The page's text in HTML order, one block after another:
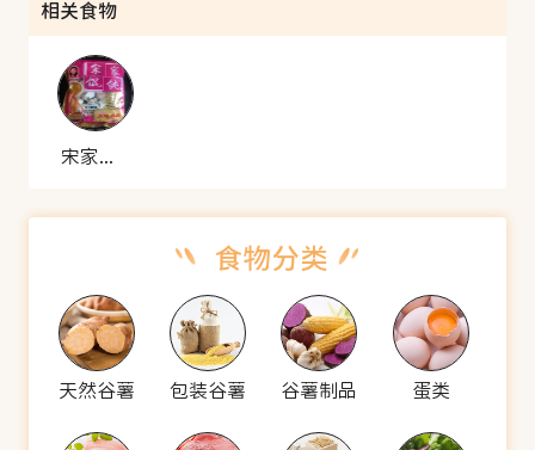
相关食物
宋家馄饨 虾仁猪肉馄饨
天然谷薯 包装谷薯 谷薯制品 蛋类